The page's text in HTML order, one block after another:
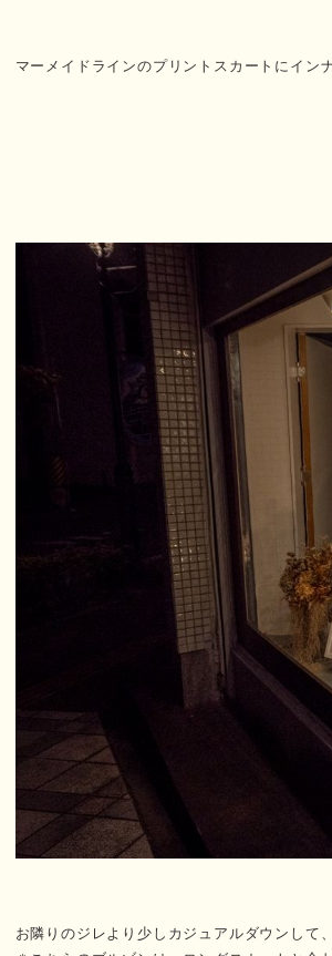
マーメイドラインのプリントスカートにイン
お隣りのジレより少しカジュアルダウンして